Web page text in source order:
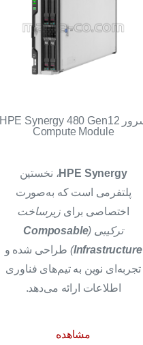
سرور HPE Synergy 480 Gen12
Compute Module
HPE Synergy، نخستین
پلتفرمی است که به‌صورت
اختصاصی برای زیرساخت
ترکیبی (Composable
Infrastructure
) طراحی شده و
تجربه‌ای نوین به تیم‌های فناوری
اطلاعات ارائه می‌دهد.
مشاهده